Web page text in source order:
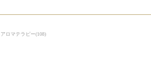
ロマテラピー(108)